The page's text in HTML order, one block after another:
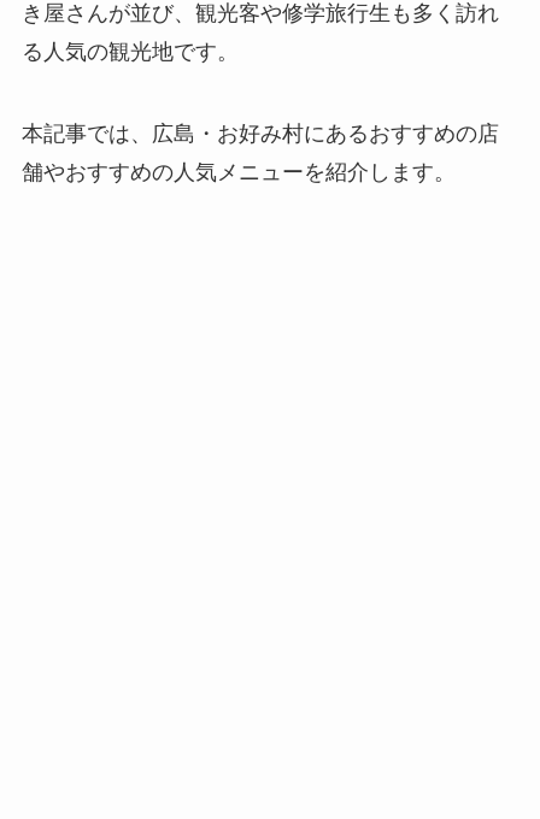
き屋さんが並び、観光客や修学旅行生も多く訪れ
る人気の観光地です。
本記事では、広島・お好み村にあるおすすめの店
舗やおすすめの人気メニューを紹介します。